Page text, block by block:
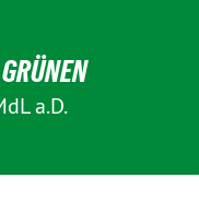
a.D.